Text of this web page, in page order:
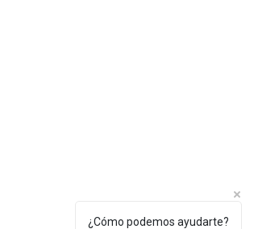
¿Cómo podemos ayudarte?